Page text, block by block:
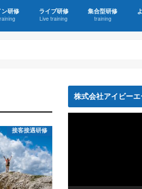
ン研修 ライブ研修
Live training
集合型研修
training
接客接遇研修
株式会社アイビーエ